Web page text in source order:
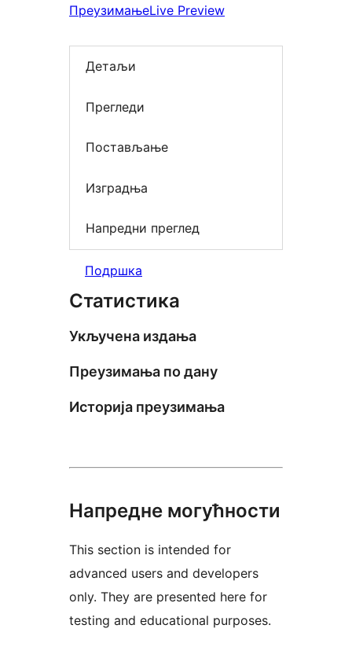
ПреузимањеLive Preview
Детаљи
Прегледи
Постављање
Изградња
Напредни преглед
Подршка
Статистика
Укључена издања
Преузимања по дану
Историја преузимања
Напредне могућности
This section is intended for
advanced users and developers
only. They are presented here for
testing and educational purposes.